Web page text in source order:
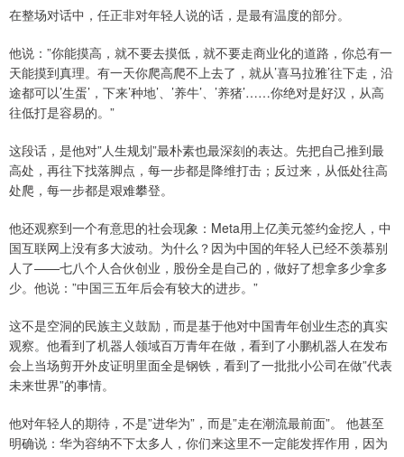
在整场对话中，任正非对年轻人说的话，是最有温度的部分。
他说：”你能摸高，就不要去摸低，就不要走商业化的道路，你总有一
天能摸到真理。有一天你爬高爬不上去了，就从’喜马拉雅’往下走，沿
途都可以’生蛋’，下来’种地’、’养牛’、’养猪’……你绝对是好汉，从高
往低打是容易的。”
这段话，是他对”人生规划”最朴素也最深刻的表达。先把自己推到最
高处，再往下找落脚点，每一步都是降维打击；反过来，从低处往高
处爬，每一步都是艰难攀登。
他还观察到一个有意思的社会现象：Meta用上亿美元签约金挖人，中
国互联网上没有多大波动。为什么？因为中国的年轻人已经不羡慕别
人了——七八个人合伙创业，股份全是自己的，做好了想拿多少拿多
少。他说：”中国三五年后会有较大的进步。”
这不是空洞的民族主义鼓励，而是基于他对中国青年创业生态的真实
观察。他看到了机器人领域百万青年在做，看到了小鹏机器人在发布
会上当场剪开外皮证明里面全是钢铁，看到了一批批小公司在做”代表
未来世界”的事情。
他对年轻人的期待，不是”进华为”，而是”走在潮流最前面”。 他甚至
明确说：华为容纳不下太多人，你们来这里不一定能发挥作用，因为